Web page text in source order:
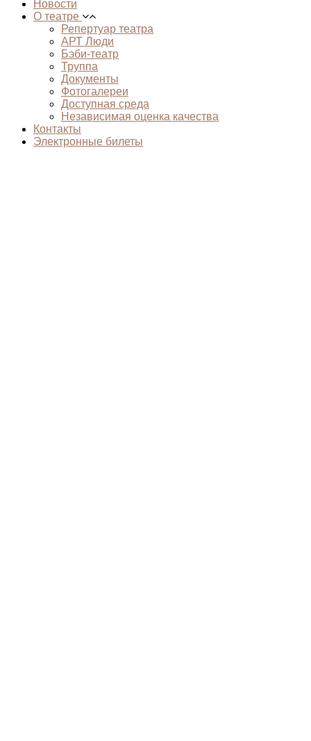
Новости
О театре
Репертуар театра
АРТ Люди
Бэби-театр
Труппа
Документы
Фотогалереи
Доступная среда
Независимая оценка качества
Контакты
Электронные билеты